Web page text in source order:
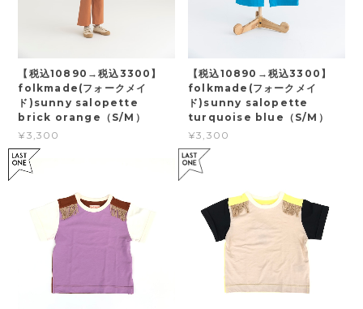
【税込10890→税込3300】
folkmade(フォークメイ
ド)sunny salopette
brick orange（S/M）
¥3,300
【税込10890→税込3300】
folkmade(フォークメイ
ド)sunny salopette
turquoise blue（S/M）
¥3,300